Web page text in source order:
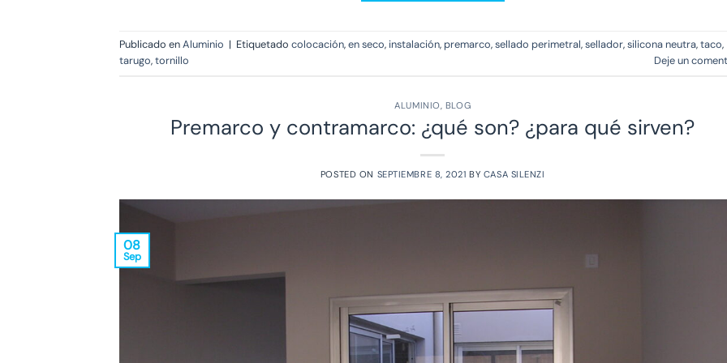
Publicado enAluminio | Etiquetado colocación,en seco, instalación, premarco,sellado perimetral,sellador,silicona neutra,taco,
tarugo,tornillo Deje un
ALUMINIO BLOG
Premarco y contramarco: ¿qué son? ¿para qué sirven?
POSTED ON SEPTIEMBRE 8, 2021 BY CASA SILENZI
08
Sep